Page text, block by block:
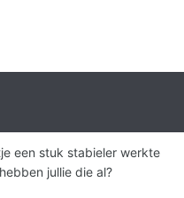
een stuk stabieler werkte
jullie die al?